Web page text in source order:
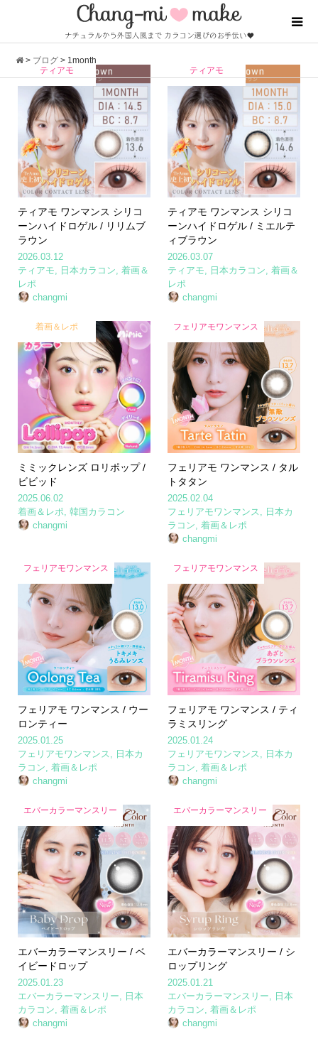
> ブログ > 1month
ティアモ
ティアモ ワンマンス シリコ
ーンハイドロゲル / リリムブ
ラウン
2026.03.12
ティアモ
日本カラコン 着画＆
レポ
changmi
ティアモ
ティアモ ワンマンス シリコ
ーンハイドロゲル / ミエルテ
ィブラウン
2026.03.07
ティアモ
日本カラコン ,着画＆
レポ
changmi
着画＆レポ
ミミックレンズ ロリポップ /
ビビッド
2025.06.02
着画＆レポ, 韓国カラコン
changmi
フェリアモワンマンス
フェリアモ ワンマンス / タル
トタタン
2025.02.04
フェリアモワンマンス, 日本カ
ラコン,着画＆レポ
changmi
フェリアモワンマンス
フェリアモ ワンマンス / ウー
ロンティー
2025.01.25
フェリアモワンマンス
日本カ
ラコン 着画＆レポ
changmi
フェリアモワンマンス
フェリアモ ワンマンス / ティ
ラミスリング
2025.01.24
フェリアモワンマンス
日本カ
ラコン ,着画＆レポ
changmi
エバーカラーマンスリー
エバーカラーマンスリー / ベ
イビードロップ
2025.01.23
エバーカラーマンスリー
日本
カラコン 着画＆レポ
changmi
エバーカラーマンスリー
エバーカラーマンスリー / シ
ロップリング
2025.01.21
エバーカラーマンスリー
日本
カラコン ,着画＆レポ
changmi